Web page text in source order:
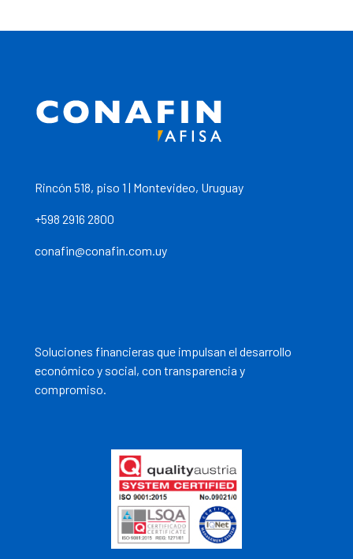
Rincón 518, piso 1 | Montevideo, Uruguay
+598 2916 2800
conafin@conafin.com.uy
Soluciones financieras que impulsan el desarrollo
económico y social, con transparencia y
compromiso.